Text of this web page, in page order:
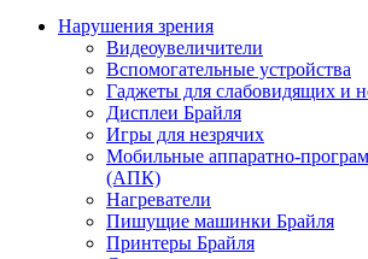
Нарушения зрения
Видеоувеличители
Вспомогательные устройства
Гаджеты для слабовидящих и
Дисплеи Брайля
Игры для незрячих
Мобильные аппаратно-
(АПК)
Нагреватели
Пишущие машинки Брайля
Принтеры Брайля